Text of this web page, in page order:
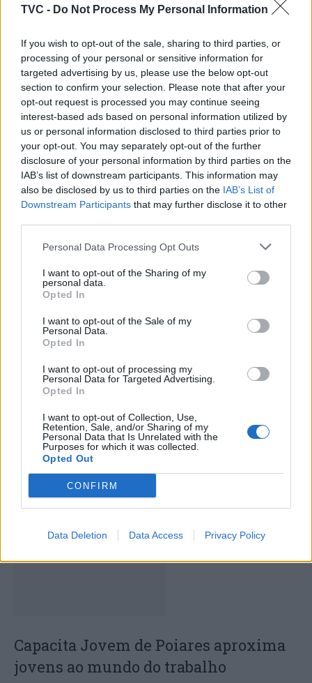
TVC - Do Not Process My Personal Information
If you wish to opt-out of the sale, sharing to third parties, or
processing of your personal or sensitive information for
targeted advertising by us, please use the below opt-out
section to confirm your selection. Please note that after your
opt-out request is processed you may continue seeing
interest-based ads based on personal information utilized by
us or personal information disclosed to third parties prior to
your opt-out. You may separately opt-out of the further
disclosure of your personal information by third parties on the
IAB’s list of downstream participants. This information may
also be disclosed by us to third parties on the IAB’s List of
Downstream Participants that may further disclose it to other
Personal Data Processing Opt Outs
I want to opt-out of the Sharing of my
personal data.
Opted In
I want to opt-out of the Sale of my
Personal Data.
Opted In
I want to opt-out of processing my
Personal Data for Targeted Advertising.
Opted In
I want to opt-out of Collection, Use,
Retention, Sale, and/or Sharing of my
Personal Data that Is Unrelated with the
Purposes for which it was collected.
Opted Out
CONFIRM
Data Deletion Data Access Privacy Policy
carinho pelos seus familiares, contribuindo, assim,
Artigo anterior
Imagem da Capelinha das
Aparições estará na missa
final da Jornada
Próximo artigo
IEFP. Desemprego
registado cai 2,8% em
junho em cadeia
ARTIGOS RELACIONADOS
Deputados do PSD saúdam Banda
Sinfónica da ARMAB pelo 1º lugar no
certame internacional de Valência
Capacita Jovem de Poiares aproxima
jovens ao mundo do trabalho